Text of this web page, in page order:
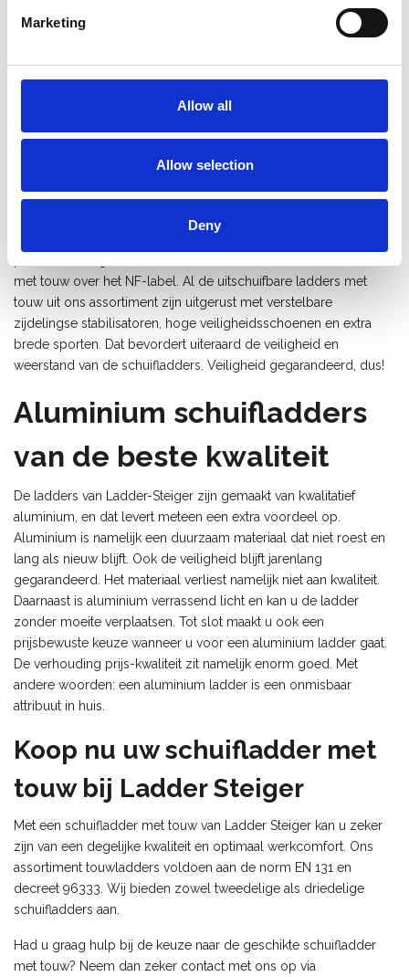
Marketing
Allow all
Allow selection
Deny
uitschuift. De ladders met touw van Ladder-Steiger zijn een ware
Safety first met onze
optrekladders
een optimale veiligheid kunnen garanderen. Met een
uitschuifladder van Ladder-Steiger kan dat. Al onze uitschuifbare
met touw over het NF-label. Al de uitschuifbare ladders met
touw uit ons assortiment zijn uitgerust met verstelbare
zijdelingse stabilisatoren, hoge veiligheidsschoenen en extra
brede sporten. Dat bevordert uiteraard de veiligheid en
weerstand van de schuifladders. Veiligheid gegarandeerd, dus!
Aluminium schuifladders
van de beste kwaliteit
De ladders van Ladder-Steiger zijn gemaakt van kwalitatief
aluminium, en dat levert meteen een extra voordeel op.
Aluminium is namelijk een duurzaam materiaal dat niet roest en
lang als nieuw blijft. Ook de veiligheid blijft jarenlang
gegarandeerd. Het materiaal verliest namelijk niet aan kwaliteit.
Daarnaast is aluminium verrassend licht en kan u de ladder
zonder moeite verplaatsen. Tot slot maakt u ook een
prijsbewuste keuze wanneer u voor een aluminium ladder gaat.
De verhouding prijs-kwaliteit zit namelijk enorm goed. Met
andere woorden: een aluminium ladder is een onmisbaar
attribuut in huis.
Koop nu uw schuifladder met
touw bij Ladder Steiger
Met een schuifladder met touw van Ladder Steiger kan u zeker
zijn van een degelijke kwaliteit en optimaal werkcomfort. Ons
assortiment touwladders voldoen aan de norm EN 131 en
decreet 96333. Wij bieden zowel tweedelige als driedelige
schuifladders aan.
Had u graag hulp bij de keuze naar de geschikte schuifladder
met touw? Neem dan zeker contact met ons op via